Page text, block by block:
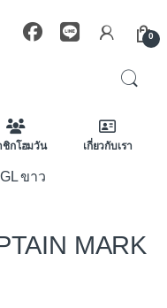
0
ชิกโฮมวัน เกี่ยวกับเรา
ขาว
MARK